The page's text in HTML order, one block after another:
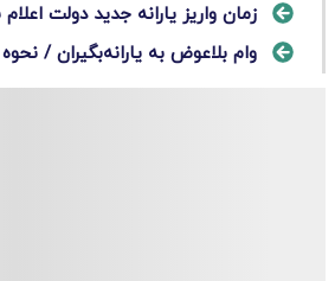
زمان واریز یارانه جدید دولت
وام بلاعوض به یارانه‌بگیران /